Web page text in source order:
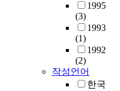
1995
(3)
1993
(1)
1992
(2)
작성언어
한국